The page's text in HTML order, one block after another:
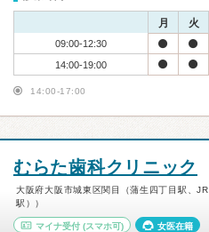
月 火
09:00-12:30
14:00-19:00
14:00-17:00
むらた歯科クリニック
大阪府大阪市城東区関目（蒲生四丁目駅、
駅））
マイナ受付 (スマホ可) 女医在籍